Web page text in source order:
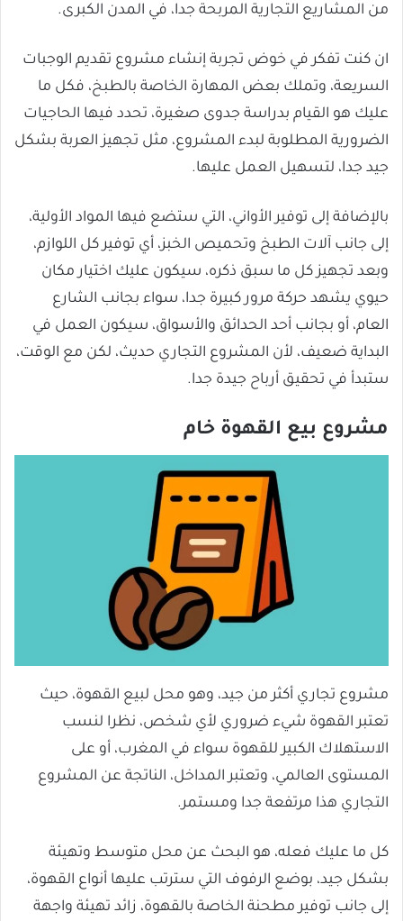
من المشاريع التجارية المربحة جدا، في المدن الكبرى.
ان كنت تفكر في خوض تجربة إنشاء مشروع تقديم الوجبات
السريعة، وتملك بعض المهارة الخاصة بالطبخ، فكل ما
عليك هو القيام بدراسة جدوى صغيرة، تحدد فيها الحاجيات
الضرورية المطلوبة لبدء المشروع، مثل تجهيز العربة بشكل
جيد جدا، لتسهيل العمل عليها.
بالإضافة إلى توفير الأواني، التي ستضع فيها المواد الأولية،
إلى جانب آلات الطبخ وتحميص الخبز، أي توفير كل اللوازم،
وبعد تجهيز كل ما سبق ذكره، سيكون عليك اختيار مكان
حيوي يشهد حركة مرور كبيرة جدا، سواء بجانب الشارع
العام، أو بجانب أحد الحدائق والأسواق، سيكون العمل في
البداية ضعيف، لأن المشروع التجاري حديث، لكن مع الوقت،
ستبدأ في تحقيق أرباح جيدة جدا.
مشروع بيع القهوة خام
مشروع تجاري أكثر من جيد، وهو محل لبيع القهوة، حيث
تعتبر القهوة شيء ضروري لأي شخص، نظرا لنسب
الاستهلاك الكبير للقهوة سواء في المغرب، أو على
المستوى العالمي، وتعتبر المداخل، الناتجة عن المشروع
التجاري هذا مرتفعة جدا ومستمر.
كل ما عليك فعله، هو البحث عن محل متوسط وتهيئة
بشكل جيد، بوضع الرفوف التي سترتب عليها أنواع القهوة،
إلى جانب توفير مطحنة الخاصة بالقهوة، زائد تهيئة واجهة